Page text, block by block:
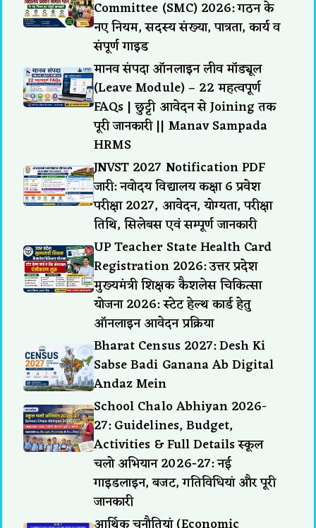
Committee (SMC) 2026: गठन के
नए नियम, सदस्य संख्या, पात्रता, कार्य व
संपूर्ण गाइड
मानव संपदा ऑनलाइन लीव मॉड्यूल
(Leave Module) – 22 महत्वपूर्ण
FAQs | छुट्टी आवेदन से Joining तक
पूरी जानकारी || Manav Sampada
HRMS
JNVST 2027 Notification PDF
जारी: नवोदय विद्यालय कक्षा 6 प्रवेश
परीक्षा 2027, आवेदन, योग्यता, परीक्षा
तिथि, सिलेबस एवं सम्पूर्ण जानकारी
UP Teacher State Health Card
Registration 2026: उत्तर प्रदेश
मुख्यमंत्री शिक्षक कैशलेस चिकित्सा
योजना 2026: स्टेट हेल्थ कार्ड हेतु
ऑनलाइन आवेदन प्रक्रिया
Bharat Census 2027: Desh Ki
Sabse Badi Ganana Ab Digital
Andaz Mein
School Chalo Abhiyan 2026-
27: Guidelines, Budget,
Activities & Full Details स्कूल
चलो अभियान 2026-27: नई
गाइडलाइन, बजट, गतिविधियां और पूरी
जानकारी